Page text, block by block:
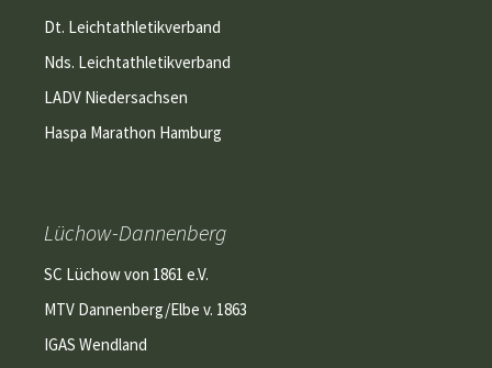
Dt. Leichtathletikverband
Nds. Leichtathletikverband
LADV Niedersachsen
Haspa Marathon Hamburg
Lüchow-Dannenberg
SC Lüchow von 1861 e.V.
MTV Dannenberg/Elbe v. 1863
IGAS Wendland